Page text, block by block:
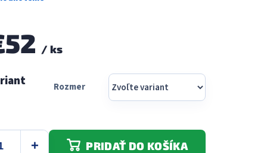
/ ks
Rozmer
PRIDAŤ DO KOŠÍKA